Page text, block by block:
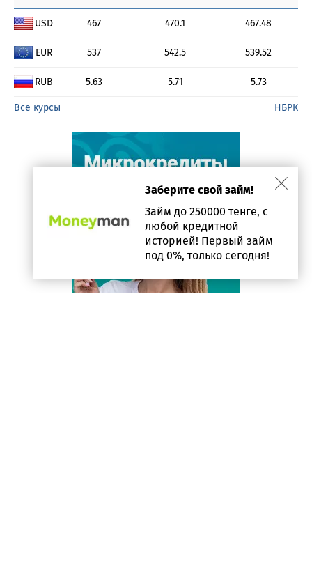
USD 467 470.1 467.48
EUR 537 542.5 539.52
RUB 5.63 5.71 5.73
Все курсы НБРК
Заберите свой займ!
Займ до 250000 тенге, с
любой кредитной
историей! Первый займ
под 0%, только сегодня!